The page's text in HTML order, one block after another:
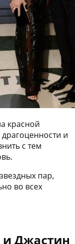
красной
и
с тем
пар,
во всех
Джастин